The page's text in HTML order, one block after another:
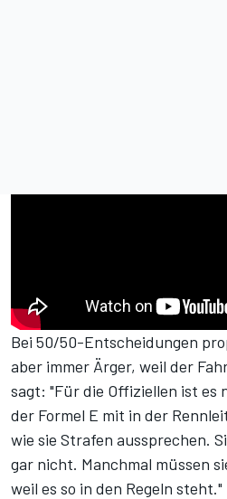
Bei 50/50-Entscheidungen
aber immer Ärger, weil der
sagt: "Für die Offiziellen ist es
der Formel E mit in der
wie sie Strafen aussprechen.
gar nicht. Manchmal müssen
weil es so in den Regeln steht."